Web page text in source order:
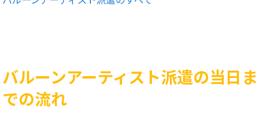
バルーンアーティスト派遣の当日ま
での流れ